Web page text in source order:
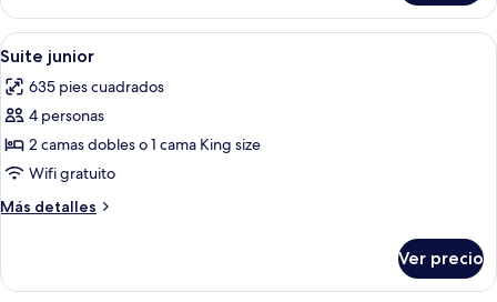
Premium
(Promo)
Abrir
todas
las
fotos
de
Suite
junior
Un dormitorio moderno con una
4
Suite junior
635 pies cuadrados
4 personas
2 camas dobles o 1 cama King size
Wifi gratuito
Más detalles
Más
junior
Ver precio